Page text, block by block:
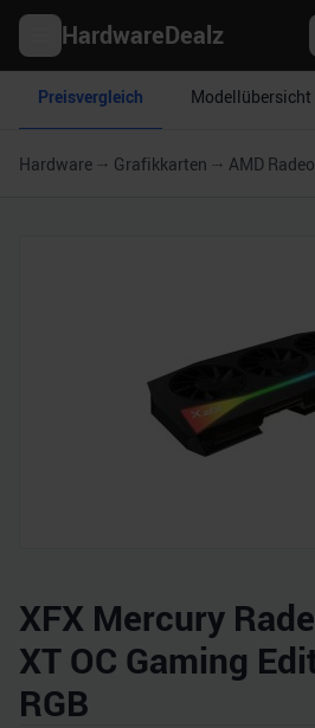
HardwareDealz
Preisvergleich Modellübersicht
Hardware Grafikkarten AMD
XFX Mercury
XT OC Gaming
RGB